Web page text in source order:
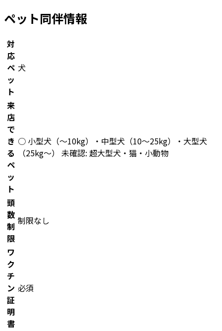
ペット同伴情報
対
応
ペ
ッ
ト
犬
来
店
で
き
る
ペ
ッ
ト
○ 小型犬（〜10kg）・中型犬（10〜25kg）・大型犬
（25kg〜） 未確認: 超大型犬・猫・小動物
頭
数
制
限
制限なし
ワ
ク
チ
ン
証
明
書
必須